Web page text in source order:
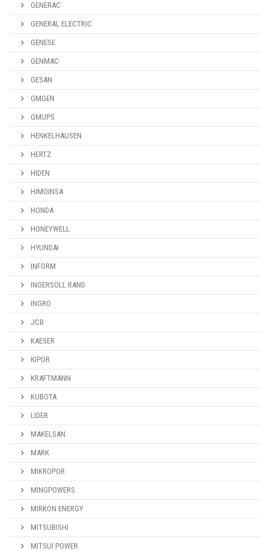
GENERAC
GENERAL ELECTRIC
GENESE
GENMAC
GESAN
GMGEN
GMUPS
HENKELHAUSEN
HERTZ
HIDEN
HIMOINSA
HONDA
HONEYWELL
HYUNDAI
INFORM
INGERSOLL RAND
INGRO
JCB
KAESER
KIPOR
KRAFTMANN
KUBOTA
LIDER
MAKELSAN
MARK
MIKROPOR
MINGPOWERS
MIRKON ENERGY
MITSUBISHI
MITSUI POWER